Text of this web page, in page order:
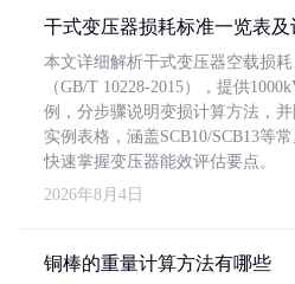
干式变压器损耗标准一览表及
本文详细解析干式变压器空载损
（GB/T 10228-2015），提供
例，分步骤说明变损计算方法，
实例表格，涵盖SCB10/SCB13等
快速掌握变压器能效评估要点。
2026年8月4日
铜棒的重量计算方法有哪些